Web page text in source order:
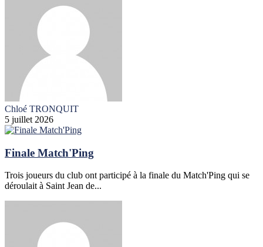
Chloé TRONQUIT
5 juillet 2026
Finale Match'Ping
Trois joueurs du club ont participé à la finale du Match'Ping qui se
déroulait à Saint Jean de...